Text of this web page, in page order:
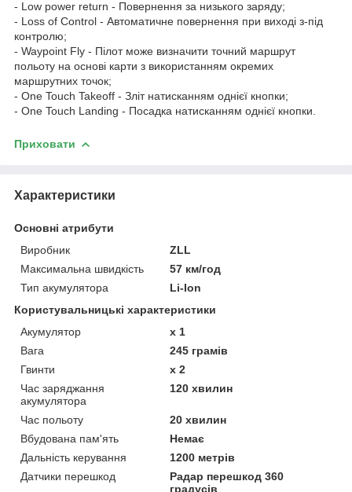
- Low power return - Повернення за низького заряду;
- Loss of Control - Автоматичне повернення при виході з-під
контролю;
- Waypoint Fly - Пілот може визначити точний маршрут
польоту на основі карти з використанням окремих
маршрутних точок;
- One Touch Takeoff - Зліт натисканням однієї кнопки;
- One Touch Landing - Посадка натисканням однієї кнопки.
Приховати
Характеристики
Основні атрибути
Виробник
ZLL
Максимальна швидкість
57 км/год
Тип акумулятора
Li-Ion
Користувальницькі характеристики
Акумулятор
х 1
Вага
245 грамів
Гвинти
х 2
Час заряджання
акумулятора
120 хвилин
Час польоту
20 хвилин
Вбудована пам'ять
Немає
Дальність керування
1200 метрів
Датчики перешкод
Радар перешкод 360
градусів